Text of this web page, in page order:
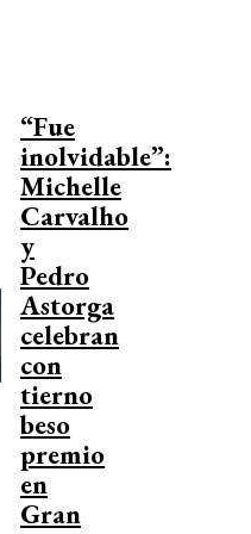
“Fue
inolvidable”:
Michelle
Carvalho
y
Pedro
Astorga
celebran
con
tierno
beso
premio
en
Gran